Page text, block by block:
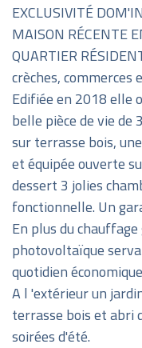
EXCLUSIVITÉ
MAISON RÉCENTE
QUARTIER
crèches, commerces
Edifiée en 2018 elle
belle pièce de vie de
sur terrasse bois,
et équipée ouverte
dessert 3 jolies
fonctionnelle. Un
En plus du
photovoltaïque
quotidien
A l 'extérieur un
terrasse bois et abri
soirées d'été.